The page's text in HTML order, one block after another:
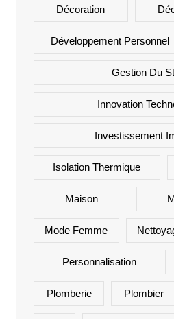
Décoration
Développement Personnel
Gestion Du
Innovation
Investissement
Isolation Thermique
Maison
Mode Femme
Personnalisation
Plomberie Plombier